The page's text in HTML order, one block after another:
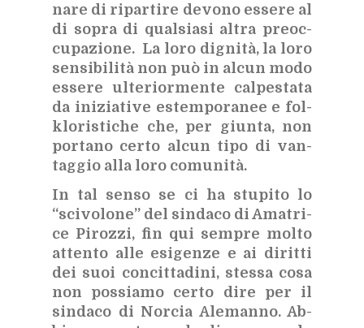
na­re di ri­par­ti­re de­vo­no es­se­re al
di so­pra di qual­sia­si al­tra pre­oc­
cu­pa­zio­ne. La loro di­gni­tà, la loro
sen­si­bi­li­tà non può in al­cun modo
es­se­re ul­te­rior­men­te cal­pe­sta­ta
da ini­zia­ti­ve estem­po­ra­nee e fol­
klo­ri­sti­che che, per giun­ta, non
por­ta­no cer­to al­cun tipo di van­
tag­gio alla loro co­mu­ni­tà.
In tal sen­so se ci ha stu­pi­to lo
“sci­vo­lo­ne” del sin­da­co di Ama­tri­
ce Pi­roz­zi, fin qui sem­pre mol­to
at­ten­to alle esi­gen­ze e ai di­rit­ti
dei suoi con­cit­ta­di­ni, stes­sa cosa
non pos­sia­mo cer­to dire per il
sin­da­co di Nor­cia Ale­man­no. Ab­